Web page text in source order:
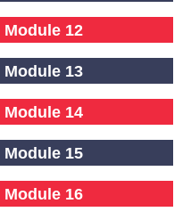
Module 12
Module 13
Module 14
Module 15
Module 16